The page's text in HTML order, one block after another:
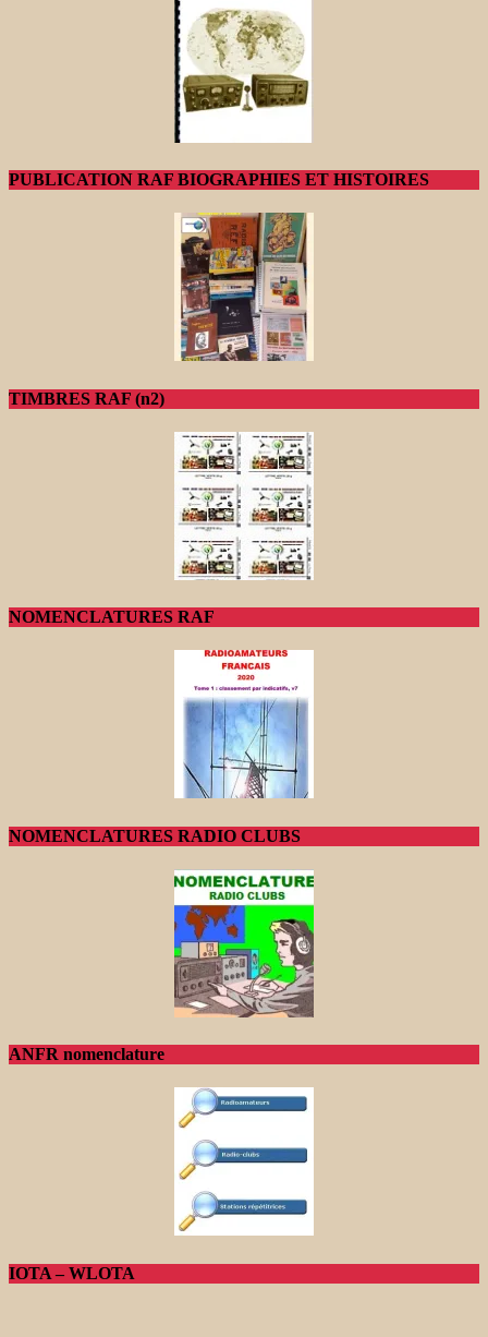
PUBLICATION RAF BIOGRAPHIES ET HISTOIRES
TIMBRES RAF (n2)
NOMENCLATURES RAF
NOMENCLATURES RADIO CLUBS
ANFR nomenclature
IOTA – WLOTA